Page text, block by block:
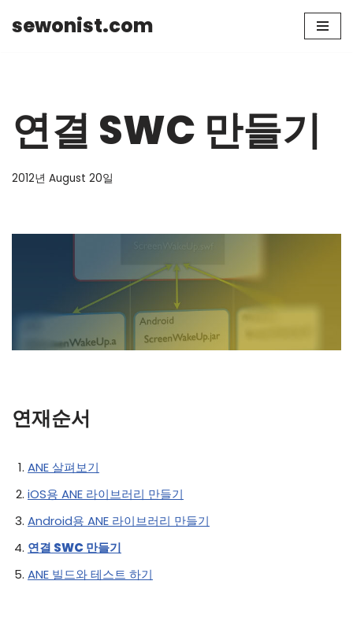
sewonist.com
연결 SWC 만들기
2012년 August 20일
연재순서
ANE 살펴보기
iOS용 ANE 라이브러리 만들기
Android용 ANE 라이브러리 만들기
연결 SWC 만들기
ANE 빌드와 테스트 하기